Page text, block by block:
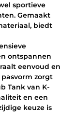
sportieve
Gemaakt
biedt
ontspannen
eenvoud en
zorgt
Tank van K-
en een
keuze is